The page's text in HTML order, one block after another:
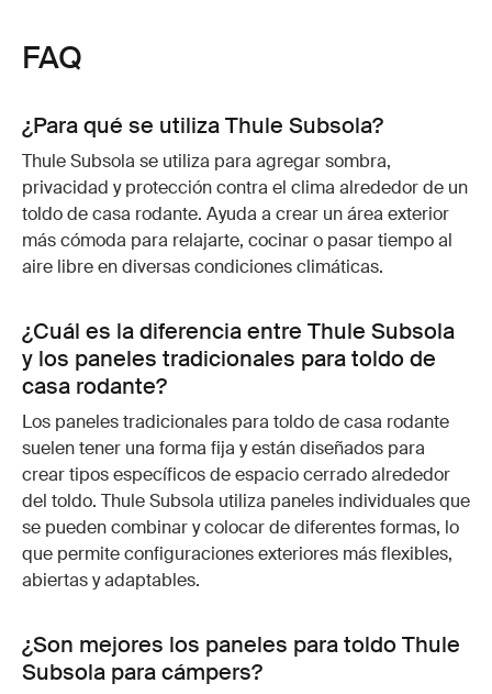
FAQ
¿Para qué se utiliza Thule Subsola?
Thule Subsola se utiliza para agregar sombra,
privacidad y protección contra el clima alrededor de un
toldo de casa rodante. Ayuda a crear un área exterior
más cómoda para relajarte, cocinar o pasar tiempo al
aire libre en diversas condiciones climáticas.
¿Cuál es la diferencia entre Thule Subsola
y los paneles tradicionales para toldo de
casa rodante?
Los paneles tradicionales para toldo de casa rodante
suelen tener una forma fija y están diseñados para
crear tipos específicos de espacio cerrado alrededor
del toldo. Thule Subsola utiliza paneles individuales que
se pueden combinar y colocar de diferentes formas, lo
que permite configuraciones exteriores más flexibles,
abiertas y adaptables.
¿Son mejores los paneles para toldo Thule
Subsola para cámpers?